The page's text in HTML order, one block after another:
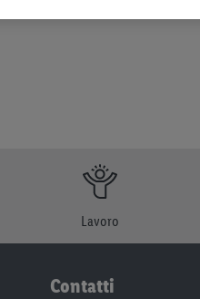
Lavoro
Contatti